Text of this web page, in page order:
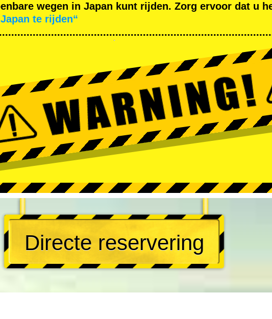
wegen in Japan kunt rijden. Zorg ervoor dat u
te rijden“
Directe reservering